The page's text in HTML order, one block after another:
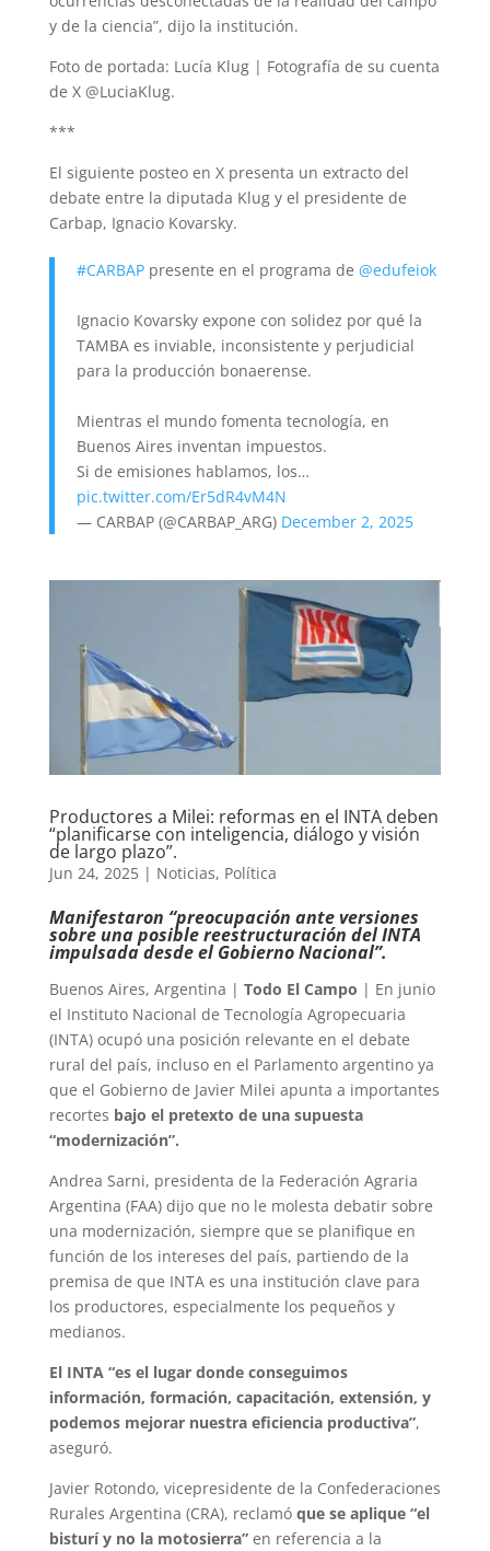
y de la ciencia”, dijo la institución.
Foto de portada: Lucía Klug | Fotografía de su cuenta
de X @LuciaKlug.
***
El siguiente posteo en X presenta un extracto del
debate entre la diputada Klug y el presidente de
Carbap, Ignacio Kovarsky.
#CARBAPpresente en el programa de @edufeiok
Ignacio Kovarsky expone con solidez por qué la
TAMBA es inviable, inconsistente y perjudicial
para la producción bonaerense.
Mientras el mundo fomenta tecnología, en
Buenos Aires inventan impuestos.
Si de emisiones hablamos, los…
pic.twitter.com/Er5dR4vM4N
— CARBAP (@CARBAP_ARG) December 2, 2025
Productores a Milei: reformas en el INTA deben
“planificarse con inteligencia, diálogo y visión
de largo plazo”.
Jun 24, 2025| Noticias, Política
Manifestaron “preocupación ante versiones
sobre una posible reestructuración del INTA
impulsada desde el Gobierno Nacional”.
Buenos Aires, Argentina | Todo El Campo | En junio
el Instituto Nacional de Tecnología Agropecuaria
(INTA) ocupó una posición relevante en el debate
rural del país, incluso en el Parlamento argentino ya
que el Gobierno de Javier Milei apunta a importantes
recortes bajo el pretexto de una supuesta
“modernización”.
Andrea Sarni, presidenta de la Federación Agraria
Argentina (FAA) dijo que no le molesta debatir sobre
una modernización, siempre que se planifique en
función de los intereses del país, partiendo de la
premisa de que INTA es una institución clave para
los productores, especialmente los pequeños y
medianos.
El INTA “es el lugar donde conseguimos
información, formación, capacitación, extensión, y
podemos mejorar nuestra eficiencia productiva”,
aseguró.
Javier Rotondo, vicepresidente de la Confederaciones
Rurales Argentina (CRA), reclamó que se aplique “el
bisturí y no la motosierra”en referencia a la